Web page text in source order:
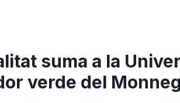
suma a la
verde del